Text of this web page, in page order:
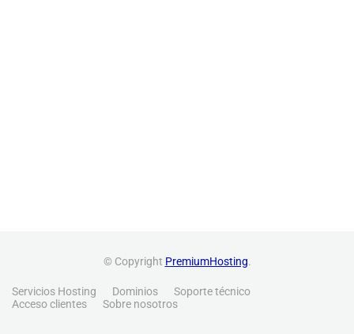
© Copyright PremiumHosting.
Servicios Hosting Dominios
Soporte técnico
Acceso clientes
Sobre nosotros